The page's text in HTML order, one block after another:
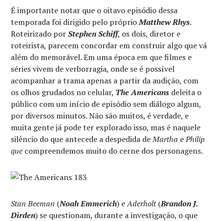
É importante notar que o oitavo episódio dessa
temporada foi dirigido pelo próprioMatthew Rhys.
Roteirizado porStephen Schiff, os dois, diretor e
roteirista, parecem concordar em construir algo que vá
além do memorável. Em uma época em que filmes e
séries vivem de verborragia, onde se é possível
acompanhar a trama apenas a partir da audição, com
os olhos grudados no celular, The Americans deleita o
público com um início de episódio sem diálogo algum,
por diversos minutos. Não são muitos, é verdade, e
muita gente já pode ter explorado isso, mas é naquele
silêncio do que antecede a despedida deMartha ePhilip
que compreendemos muito do cerne dos personagens.
Stan Beeman (Noah Emmerich) eAderholt(Brandon J.
Dirden) se questionam, durante a investigação, o que